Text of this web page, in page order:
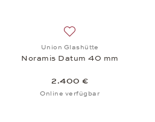
Union Glashütte
Noramis Datum 40 mm
2.400 €
Online verfügbar